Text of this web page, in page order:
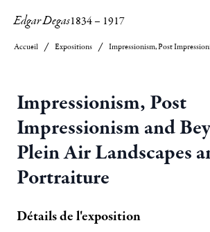
Edgar Degas1834– 1917
Accueil Expositions
Impressionism, Post
Impressionism and
Plein Air Landscapes
Portraiture
Détails de l'exposition